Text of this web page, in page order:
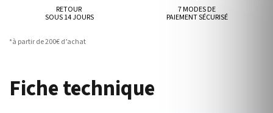
RETOUR
SOUS 14 JOURS
7 MODES DE
PAIEMENT SÉCURISÉ
*à partir de 200€ d’achat
Fiche technique